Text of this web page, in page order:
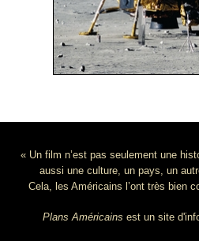
« Un film n’est pas seulement une
aussi une culture, un pays, un
Cela, les Américains l’ont très bien
Plans Américains est un site